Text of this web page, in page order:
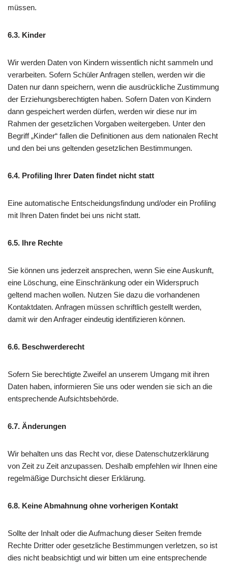
müssen.
6.3. Kinder
Wir werden Daten von Kindern wissentlich nicht sammeln und
verarbeiten. Sofern Schüler Anfragen stellen, werden wir die
Daten nur dann speichern, wenn die ausdrückliche Zustimmung
der Erziehungsberechtigten haben. Sofern Daten von Kindern
dann gespeichert werden dürfen, werden wir diese nur im
Rahmen der gesetzlichen Vorgaben weitergeben. Unter den
Begriff „Kinder“ fallen die Definitionen aus dem nationalen Recht
und den bei uns geltenden gesetzlichen Bestimmungen.
6.4. Profiling Ihrer Daten findet nicht statt
Eine automatische Entscheidungsfindung und/oder ein Profiling
mit Ihren Daten findet bei uns nicht statt.
6.5. Ihre Rechte
Sie können uns jederzeit ansprechen, wenn Sie eine Auskunft,
eine Löschung, eine Einschränkung oder ein Widerspruch
geltend machen wollen. Nutzen Sie dazu die vorhandenen
Kontaktdaten. Anfragen müssen schriftlich gestellt werden,
damit wir den Anfrager eindeutig identifizieren können.
6.6. Beschwerderecht
Sofern Sie berechtigte Zweifel an unserem Umgang mit ihren
Daten haben, informieren Sie uns oder wenden sie sich an die
entsprechende Aufsichtsbehörde.
6.7. Änderungen
Wir behalten uns das Recht vor, diese Datenschutzerklärung
von Zeit zu Zeit anzupassen. Deshalb empfehlen wir Ihnen eine
regelmäßige Durchsicht dieser Erklärung.
6.8. Keine Abmahnung ohne vorherigen Kontakt
Sollte der Inhalt oder die Aufmachung dieser Seiten fremde
Rechte Dritter oder gesetzliche Bestimmungen verletzen, so ist
dies nicht beabsichtigt und wir bitten um eine entsprechende